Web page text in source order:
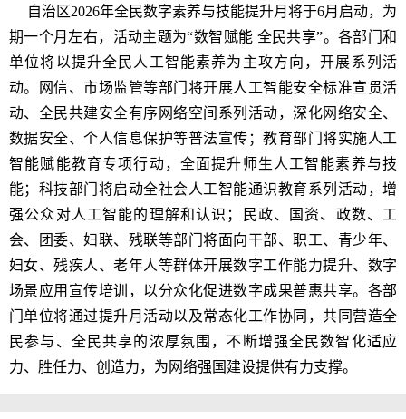
自治区2026年全民数字素养与技能提升月将于6月启动，为
期一个月左右，活动主题为“数智赋能 全民共享”。各部门和
单位将以提升全民人工智能素养为主攻方向，开展系列活
动。网信、市场监管等部门将开展人工智能安全标准宣贯活
动、全民共建安全有序网络空间系列活动，深化网络安全、
数据安全、个人信息保护等普法宣传；教育部门将实施人工
智能赋能教育专项行动，全面提升师生人工智能素养与技
能；科技部门将启动全社会人工智能通识教育系列活动，增
强公众对人工智能的理解和认识；民政、国资、政数、工
会、团委、妇联、残联等部门将面向干部、职工、青少年、
妇女、残疾人、老年人等群体开展数字工作能力提升、数字
场景应用宣传培训，以分众化促进数字成果普惠共享。各部
门单位将通过提升月活动以及常态化工作协同，共同营造全
民参与、全民共享的浓厚氛围，不断增强全民数智化适应
力、胜任力、创造力，为网络强国建设提供有力支撑。